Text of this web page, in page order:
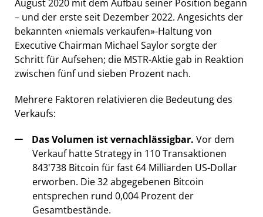
August 2020 mit dem Aufbau seiner Position begann
– und der erste seit Dezember 2022. Angesichts der
bekannten «niemals verkaufen»-Haltung von
Executive Chairman Michael Saylor sorgte der
Schritt für Aufsehen; die MSTR-Aktie gab in Reaktion
zwischen fünf und sieben Prozent nach.
Mehrere Faktoren relativieren die Bedeutung des
Verkaufs:
Das Volumen ist vernachlässigbar. Vor dem
Verkauf hatte Strategy in 110 Transaktionen
843'738 Bitcoin für fast 64 Milliarden US-Dollar
erworben. Die 32 abgegebenen Bitcoin
entsprechen rund 0,004 Prozent der
Gesamtbestände.